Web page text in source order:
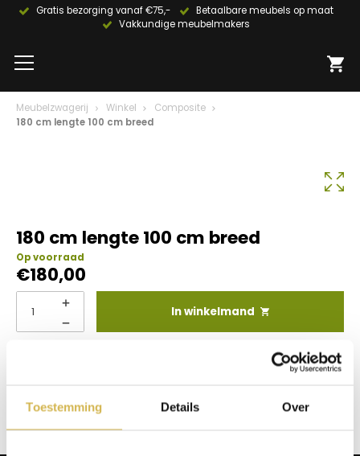
Toestemming Details Over
Gratis bezorging vanaf €75,-
Betaalbare meubels op maat
Vakkundige meubelmakers
Meubelzwagerij Winkel
Composite
180 cm lengte 100 cm breed
180 cm lengte 100 cm breed
Op voorraad
€180,00
In winkelmand
Info aanvragen / wensen doorgeven
Op verlanglijstje